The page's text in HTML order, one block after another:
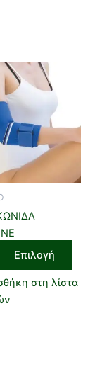
Επιλογή
του
στη λίστα